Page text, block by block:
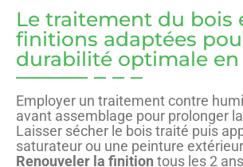
Le traitement du bois
finitions adaptées
durabilité optimale en
Employer un traitement contre
avant assemblage pour prolonger
Laisser sécher le bois traité puis
saturateur ou une peinture
Renouveler la finition tous les 2